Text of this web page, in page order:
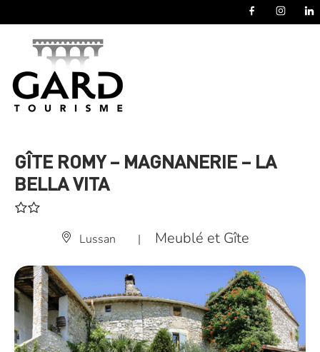
GÎTE ROMY – MAGNANERIE – LA
BELLA VITA
Lussan | Meublé et Gîte